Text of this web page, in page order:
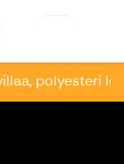
polyesteri